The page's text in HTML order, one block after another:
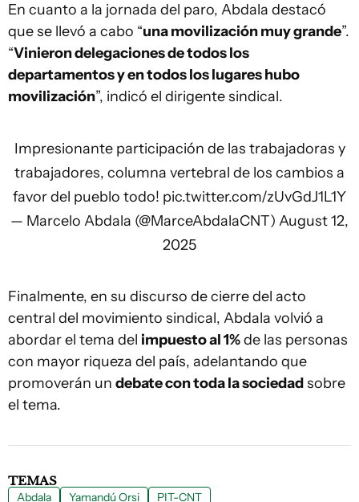
En cuanto a la jornada del paro, Abdala destacó
que se llevó a cabo “una movilización muy grande”.
“Vinieron delegaciones de todos los
departamentos y en todos los lugares hubo
movilización”, indicó el dirigente sindical.
Impresionante participación de las trabajadoras y
trabajadores, columna vertebral de los cambios a
favor del pueblo todo! pic.twitter.com/zUvGdJ1L1Y
— Marcelo Abdala (@MarceAbdalaCNT) August 12,
2025
Finalmente, en su discurso de cierre del acto
central del movimiento sindical, Abdala volvió a
abordar el tema del impuesto al 1%de las personas
con mayor riqueza del país, adelantando que
promoverán un debate con toda la sociedadsobre
el tema.
TEMAS
Abdala Yamandú Orsi PIT-CNT